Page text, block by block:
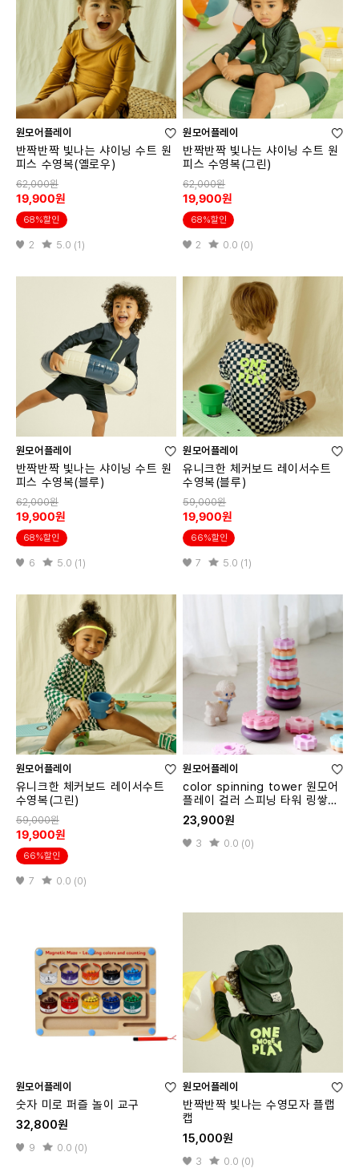
원모어플레이
반짝반짝 빛나는 샤이닝 수트 원
피스 수영복(옐로우)
62,000원
19,900원
68%할인
2 5.0 (1)
원모어플레이
반짝반짝 빛나는 샤이닝 수트 원
피스 수영복(그린)
62,000원
19,900원
68%할인
2 0.0 (0)
원모어플레이
반짝반짝 빛나는 샤이닝 수트 원
피스 수영복(블루)
62,000원
19,900원
68%할인
6 5.0 (1)
원모어플레이
유니크한 체커보드 레이서수트
수영복(블루)
59,000원
19,900원
66%할인
7 5.0 (1)
원모어플레이
유니크한 체커보드 레이서수트
수영복(그린)
59,000원
19,900원
66%할인
7 0.0 (0)
원모어플레이
color spinning tower 원모어
플레이 컬러 스피닝 타워 링쌓기
교구
23,900원
3 0.0 (0)
원모어플레이
숫자 미로 퍼즐 놀이 교구
32,800원
9 0.0 (0)
원모어플레이
반짝반짝 빛나는 수영모자 플랩
캡
15,000원
3 0.0 (0)